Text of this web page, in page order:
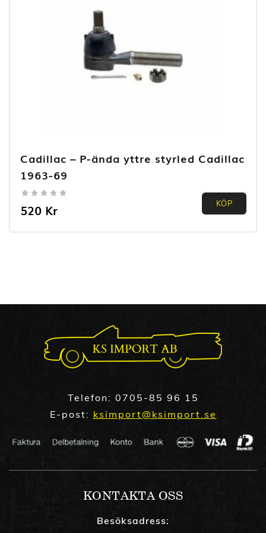
Cadillac – P-ända yttre styrled Cadillac
1963-69
0.00
out of
5
520 Kr KÖP
Telefon: 0705-85 96 15
E-post: ksimport@ksimport.se
KONTAKTA OSS
Besöksadress: